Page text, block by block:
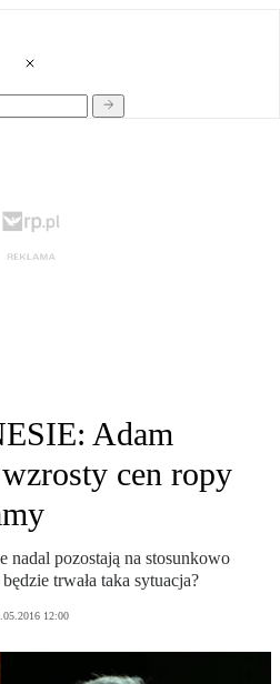
Adam
cen ropy
nadal pozostają na stosunkowo
trwała taka sytuacja?
12:00